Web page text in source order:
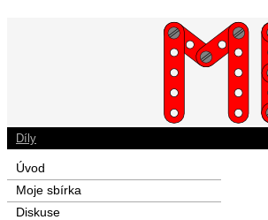
Díly
Úvod
Moje sbírka
Diskuse